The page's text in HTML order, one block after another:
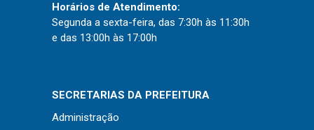
Horários de Atendimento:
Segunda a sexta-feira, das 7:30h às 11:30h
e das 13:00h às 17:00h
SECRETARIAS DA PREFEITURA
Administração